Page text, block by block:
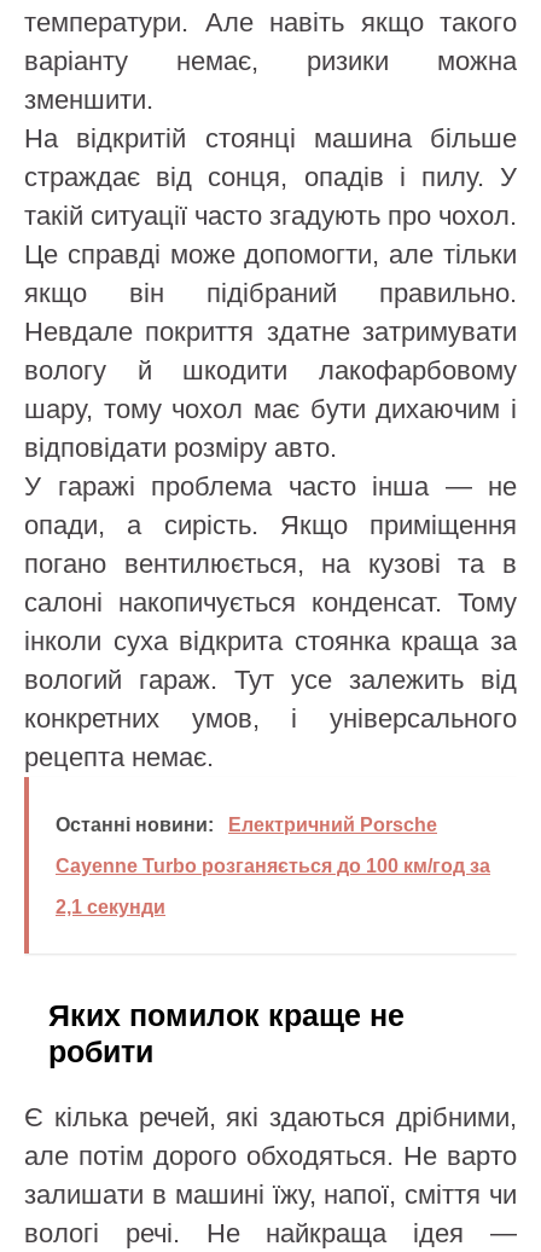
температури. Але навіть якщо такого
варіанту немає, ризики можна
зменшити.
На відкритій стоянці машина більше
страждає від сонця, опадів і пилу. У
такій ситуації часто згадують про чохол.
Це справді може допомогти, але тільки
якщо він підібраний правильно.
Невдале покриття здатне затримувати
вологу й шкодити лакофарбовому
шару, тому чохол має бути дихаючим і
відповідати розміру авто.
У гаражі проблема часто інша — не
опади, а сирість. Якщо приміщення
погано вентилюється, на кузові та в
салоні накопичується конденсат. Тому
інколи суха відкрита стоянка краща за
вологий гараж. Тут усе залежить від
конкретних умов, і універсального
рецепта немає.
Останні новини:
Електричний Porsche
Cayenne Turbo розганяється до 100 км/год за
2,1 секунди
Яких помилок краще не
робити
Є кілька речей, які здаються дрібними,
але потім дорого обходяться. Не варто
залишати в машині їжу, напої, сміття чи
вологі речі. Не найкраща ідея —